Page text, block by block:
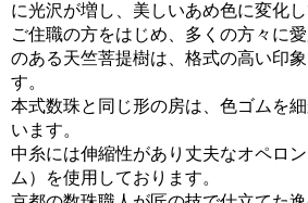
に光沢が増し、美しいあめ色に変化し
ご住職の方をはじめ、多くの方々に
のある天竺菩提樹は、格式の高い印
す。
本式数珠と同じ形の房は、色ゴムを
います。
中糸には伸縮性があり丈夫なオペロ
ム）を使用しております。